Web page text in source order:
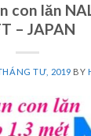
con lăn
– JAPAN
TƯ, 2019 BY